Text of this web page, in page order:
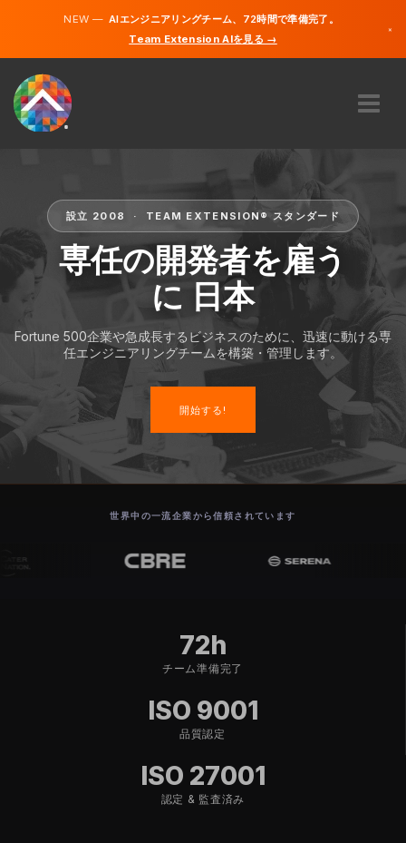
NEW —AIエンジニアリングチーム、72時間で準備完了。
Team Extension AIを見る →
×
どのように機能するのですか？
キャリア
雇う
JA
開始する
設立 2008 · TEAM EXTENSION® スタンダード
専任の開発者を雇う
に 日本
Fortune 500企業や急成長するビジネスのために、迅速に動ける専
任エンジニアリングチームを構築・管理します。
開始する!
世界中の一流企業から信頼されています
72h
チーム準備完了
ISO 9001
品質認定
ISO 27001
認定 & 監査済み